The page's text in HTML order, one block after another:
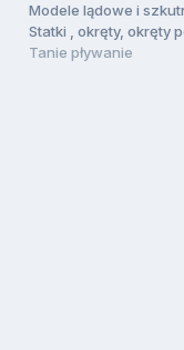
Modele lądowe i
Statki , okręty, okręty
Tanie pływanie